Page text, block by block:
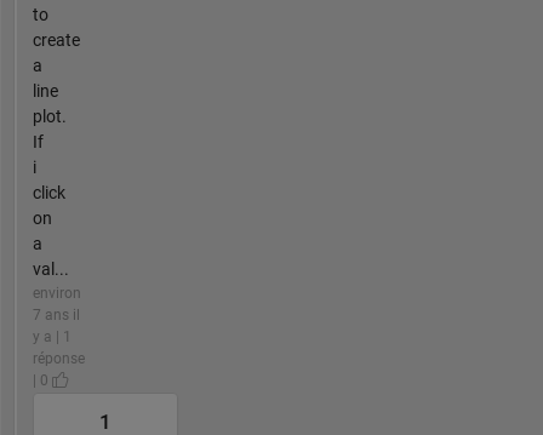
to
create
a
line
plot.
If
i
click
on
a
val...
environ
7 ans il
y a | 1
réponse
| 0
1